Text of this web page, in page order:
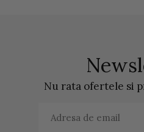
Nu rata ofertele si